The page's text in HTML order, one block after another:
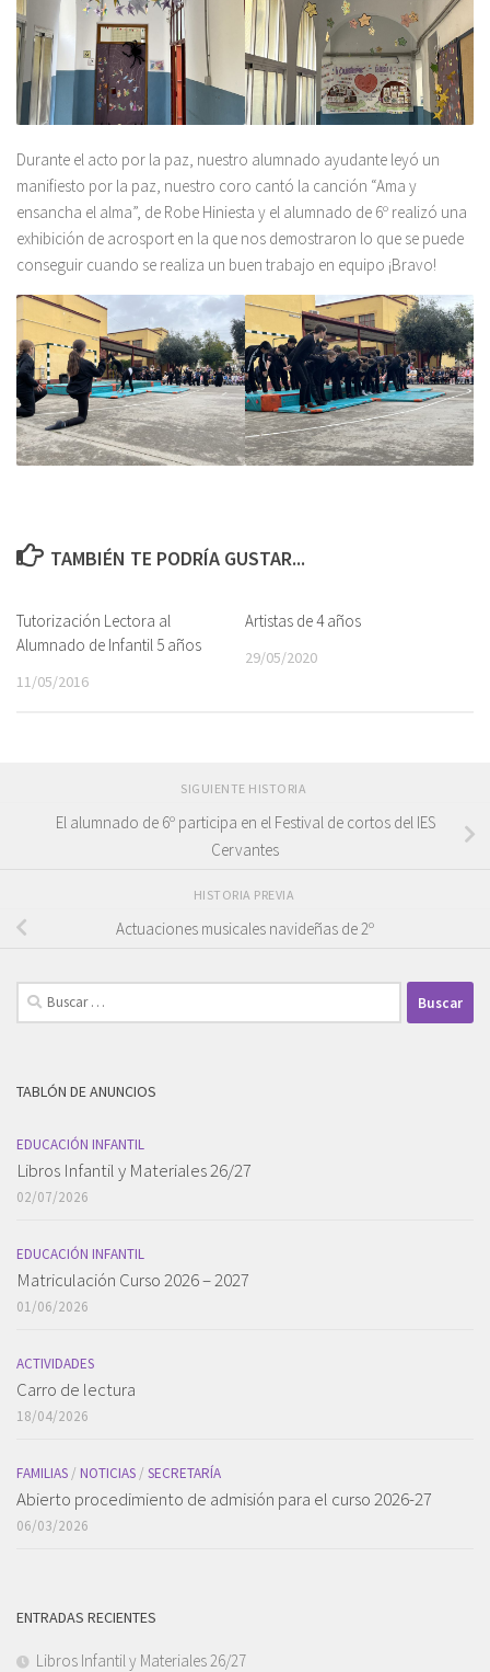
Durante el acto por la paz, nuestro alumnado ayudante leyó un
manifiesto por la paz, nuestro coro cantó la canción “Ama y
ensancha el alma”, de Robe Hiniesta y el alumnado de 6º realizó una
exhibición de acrosport en la que nos demostraron lo que se puede
conseguir cuando se realiza un buen trabajo en equipo ¡Bravo!
TAMBIÉN TE PODRÍA GUSTAR...
Tutorización Lectora al
Alumnado de Infantil 5 años
11/05/2016
Artistas de 4 años
29/05/2020
SIGUIENTE HISTORIA
El alumnado de 6º participa en el Festival de cortos del IES
Cervantes
HISTORIA PREVIA
Actuaciones musicales navideñas de 2º
Buscar:
TABLÓN DE ANUNCIOS
EDUCACIÓN INFANTIL
Libros Infantil y Materiales 26/27
02/07/2026
EDUCACIÓN INFANTIL
Matriculación Curso 2026 – 2027
01/06/2026
ACTIVIDADES
Carro de lectura
18/04/2026
FAMILIAS / NOTICIAS / SECRETARÍA
Abierto procedimiento de admisión para el curso 2026-27
06/03/2026
ENTRADAS RECIENTES
Libros Infantil y Materiales 26/27